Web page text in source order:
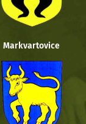
Markvartovice